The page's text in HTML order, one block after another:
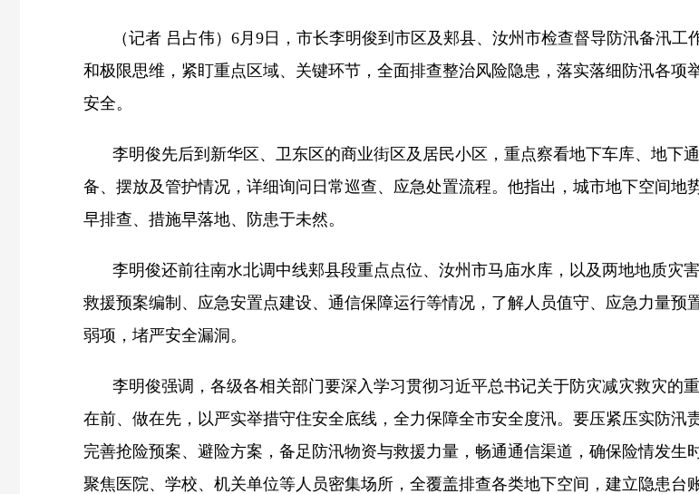
（记者 吕占伟）6月9日，市长李明俊到市区及郏县、汝州市检查督导防汛备汛
和极限思维，紧盯重点区域、关键环节，全面排查整治风险隐患，落实落细防汛各
安全。
李明俊先后到新华区、卫东区的商业街区及居民小区，重点察看地下车库、地下
备、摆放及管护情况，详细询问日常巡查、应急处置流程。他指出，城市地下空间
早排查、措施早落地、防患于未然。
李明俊还前往南水北调中线郏县段重点点位、汝州市马庙水库，以及两地地质灾
救援预案编制、应急安置点建设、通信保障运行等情况，了解人员值守、应急力量
弱项，堵严安全漏洞。
李明俊强调，各级各相关部门要深入学习贯彻习近平总书记关于防灾减灾救灾的
在前、做在先，以严实举措守住安全底线，全力保障全市安全度汛。要压紧压实防
完善抢险预案、避险方案，备足防汛物资与救援力量，畅通通信渠道，确保险情发生
聚焦医院、学校、机关单位等人员密集场所，全覆盖排查各类地下空间，建立隐患